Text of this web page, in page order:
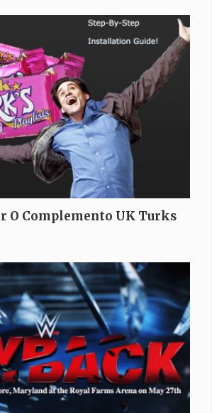
O Complemento UK Turks